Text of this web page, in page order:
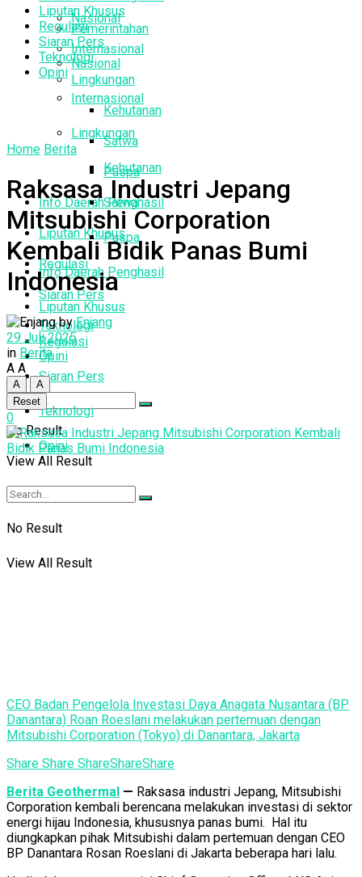
Nasional
Internasional
Lingkungan
Kehutanan
Satwa
Puspa
Info Daerah Penghasil
Liputan Khusus
Regulasi
Siaran Pers
Teknologi
Opini
No Result
View All Result
Pemerintahan
Nasional
Internasional
Lingkungan
Kehutanan
Satwa
Puspa
Info Daerah Penghasil
Liputan Khusus
Regulasi
Siaran Pers
Teknologi
Opini
No Result
View All Result
Liputan Khusus
Regulasi
Siaran Pers
Teknologi
Opini
Home Berita
Raksasa Industri Jepang
Mitsubishi Corporation
Kembali Bidik Panas Bumi
Indonesia
by Enjang
29 Juli 2025
in Berita
A A
A
A
Reset
0
CEO Badan Pengelola Investasi Daya Anagata Nusantara (BP
Danantara) Roan Roeslani melakukan pertemuan dengan
Mitsubishi Corporation (Tokyo) di Danantara, Jakarta
Share Share ShareShareShare
Berita Geothermal — Raksasa industri Jepang, Mitsubishi
Corporation kembali berencana melakukan investasi di sektor
energi hijau Indonesia, khususnya panas bumi. Hal itu
diungkapkan pihak Mitsubishi dalam pertemuan dengan CEO
BP Danantara Rosan Roeslani di Jakarta beberapa hari lalu.